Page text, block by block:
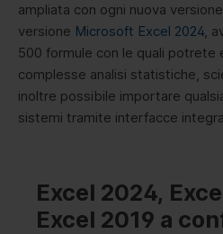
ampliata con ogni nuova
versione Microsoft Excel 2024,
500 formule con le quali potrete
complesse analisi statistiche,
inoltre possibile importare
sistemi tramite interfacce
Excel 2024,
Excel 2019 a